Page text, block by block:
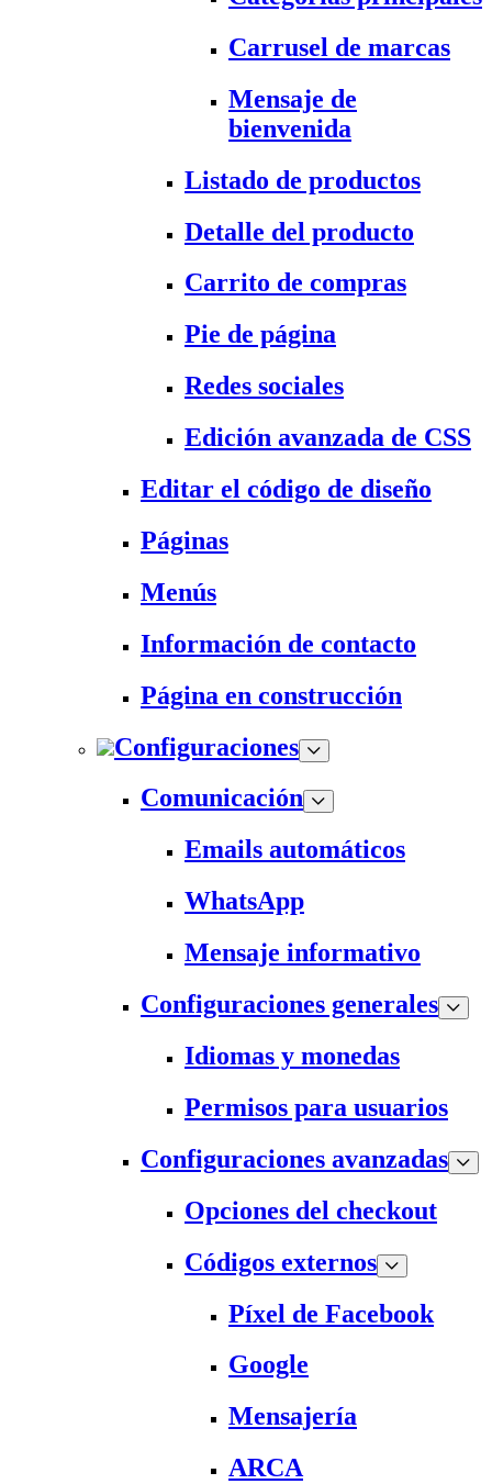
Carrusel de marcas
Mensaje de
bienvenida
Listado de productos
Detalle del producto
Carrito de compras
Pie de página
Redes sociales
Edición avanzada de CSS
Editar el código de diseño
Páginas
Menús
Información de contacto
Página en construcción
Configuraciones
Comunicación
Emails automáticos
WhatsApp
Mensaje informativo
Configuraciones generales
Idiomas y monedas
Permisos para usuarios
Configuraciones avanzadas
Opciones del checkout
Códigos externos
Píxel de Facebook
Google
Mensajería
ARCA